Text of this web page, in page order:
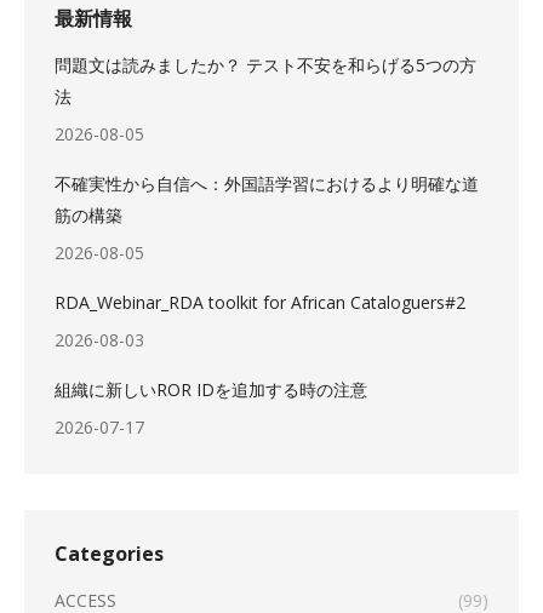
最新情報
問題文は読みましたか？ テスト不安を和らげる5つの方
法
2026-08-05
不確実性から自信へ：外国語学習におけるより明確な道
筋の構築
2026-08-05
RDA_Webinar_RDA toolkit for African Cataloguers#2
2026-08-03
組織に新しいROR IDを追加する時の注意
2026-07-17
Categories
ACCESS
(99)